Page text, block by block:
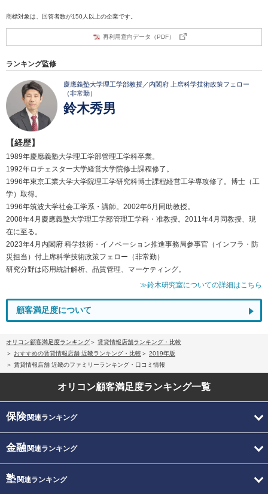
商標対象は、回答者数が150人以上の企業です。
再利用意向データ（PDF）
ランキング監修
慶應義塾大学理工学部教授／内閣府 上席科学技術政策フェロー
（非常勤）
鈴木秀男
【経歴】
1989年慶應義塾大学理工学部管理工学科卒業。
1992年ロチェスター大学経営大学院修士課程修了。
1996年東京工業大学大学院理工学研究科博士課程経営工学専攻修了。博士（工
学）取得。
1996年筑波大学社会工学系・講師。2002年6月同助教授。
2008年4月慶應義塾大学理工学部管理工学科・准教授。2011年4月同教授、現
在に至る。
2023年4月内閣府 科学技術・イノベーション推進事務局参事官（インフラ・防
災担当）付上席科学技術政策フェロー（非常勤）
研究分野は応用統計解析、品質管理、マーケティング。
≫鈴木研究室についての詳細はこちら
顧客満足度について
オリコン顧客満足度ランキング
賃貸情報店舗ランキング・比較
おすすめの賃貸情報店舗 近畿ランキング・比較
2019年版
賃貸情報店舗 近畿のファミリーランキング・口コミ情報
オリコン顧客満足度ランキング一覧
保険関連ランキング
金融関連ランキング
塾関連ランキング